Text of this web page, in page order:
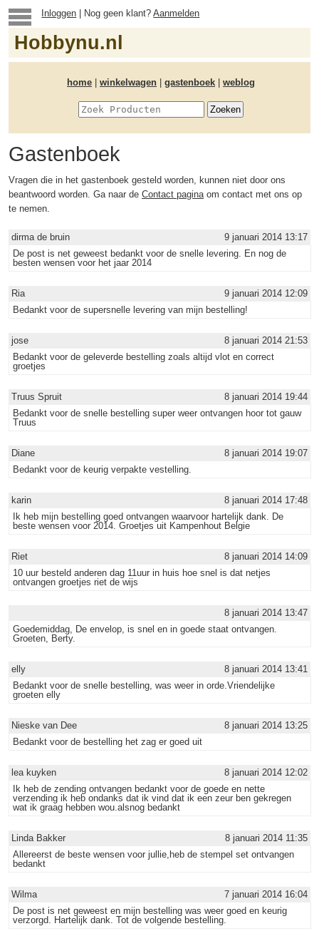
Inloggen | Nog geen klant?Aanmelden
Hobbynu.nl
home winkelwagen gastenboek weblog
Gastenboek
Vragen die in het gastenboek gesteld worden, kunnen niet door ons
beantwoord worden. Ga naar de Contact paginaom contact met ons op
te nemen.
dirma de bruin
9 januari 2014 13:17
De post is net geweest bedankt voor de snelle levering. En nog de
besten wensen voor het jaar 2014
Ria
9 januari 2014 12:09
Bedankt voor de supersnelle levering van mijn bestelling!
jose
8 januari 2014 21:53
Bedankt voor de geleverde bestelling zoals altijd vlot en correct
groetjes
Truus Spruit
8 januari 2014 19:44
Bedankt voor de snelle bestelling super weer ontvangen hoor tot gauw
Truus
Diane
8 januari 2014 19:07
Bedankt voor de keurig verpakte vestelling.
karin
8 januari 2014 17:48
Ik heb mijn bestelling goed ontvangen waarvoor hartelijk dank. De
beste wensen voor 2014. Groetjes uit Kampenhout Belgie
Riet
8 januari 2014 14:09
10 uur besteld anderen dag 11uur in huis hoe snel is dat netjes
ontvangen groetjes riet de wijs
8 januari 2014 13:47
Goedemiddag, De envelop, is snel en in goede staat ontvangen.
Groeten, Berty.
elly
8 januari 2014 13:41
Bedankt voor de snelle bestelling, was weer in orde.Vriendelijke
groeten elly
Nieske van Dee
8 januari 2014 13:25
Bedankt voor de bestelling het zag er goed uit
lea kuyken
8 januari 2014 12:02
Ik heb de zending ontvangen bedankt voor de goede en nette
verzending ik heb ondanks dat ik vind dat ik een zeur ben gekregen
wat ik graag hebben wou.alsnog bedankt
Linda Bakker
8 januari 2014 11:35
Allereerst de beste wensen voor jullie,heb de stempel set ontvangen
bedankt
Wilma
7 januari 2014 16:04
De post is net geweest en mijn bestelling was weer goed en keurig
verzorgd. Hartelijk dank. Tot de volgende bestelling.